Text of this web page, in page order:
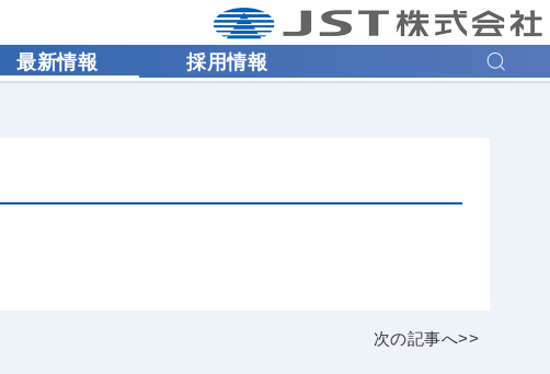
最新情報 採用情報
次の記事へ>>